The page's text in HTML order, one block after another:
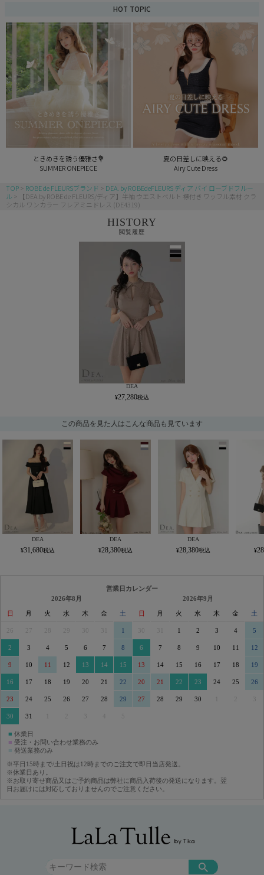
HOT TOPIC
ときめきを誘う優雅さ💐
SUMMER ONEPIECE
夏の日差しに映える🌻
Airy Cute Dress
TOP ROBE de FLEURSブランド
DEA. by ROBEdeFLEURS ディア バイ ローブドフルー
ル
【DEA.by ROBE de FLEURS/ディア】半袖 ウエストベルト 襟付き ワッフル素材 クラ
シカル ワンカラー フレアミニドレス (DE4319)
HISTORY
閲覧履歴
DEA
27,280
この商品を見た人はこんな商品も見ています
DEA
31,680
DEA
28,380
DEA
28,380
営業日カレンダー
2026年8月
日 月 火 水 木 金 土
29 30 31 1
2 3 4 5 6 7 8
9 10 11 12 13 14 15
16 17 18 19 20 21 22
23 24 25 26 27 28 29
30 31 3 5
2026年9月
日 月 火 水 木 金 土
30 31 1 2 3 4 5
6 7 8 9 10 11 12
13 14 15 16 17 18 19
20 21 22 23 24 25 26
27 28 29 30 3
■ 休業日
■ 受注・お問い合わせ業務のみ
■ 発送業務のみ
※平日15時まで/土日祝は12時までのご注文で即日当店発送。
※休業日あり。
※お取り寄せ商品又はご予約商品は弊社に商品入荷後の発送になります。翌
日お届けには対応しておりませんのでご注意ください。